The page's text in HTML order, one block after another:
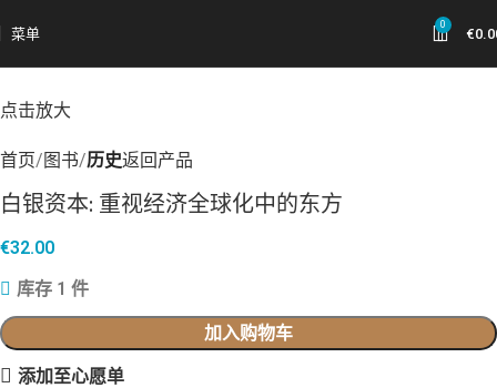
菜单
0
€
点击放大
首页 图书 历史返回产品
白银资本: 重视经济全球化中的东方
€32.00
库存 1 件
加入购物车
添加至心愿单